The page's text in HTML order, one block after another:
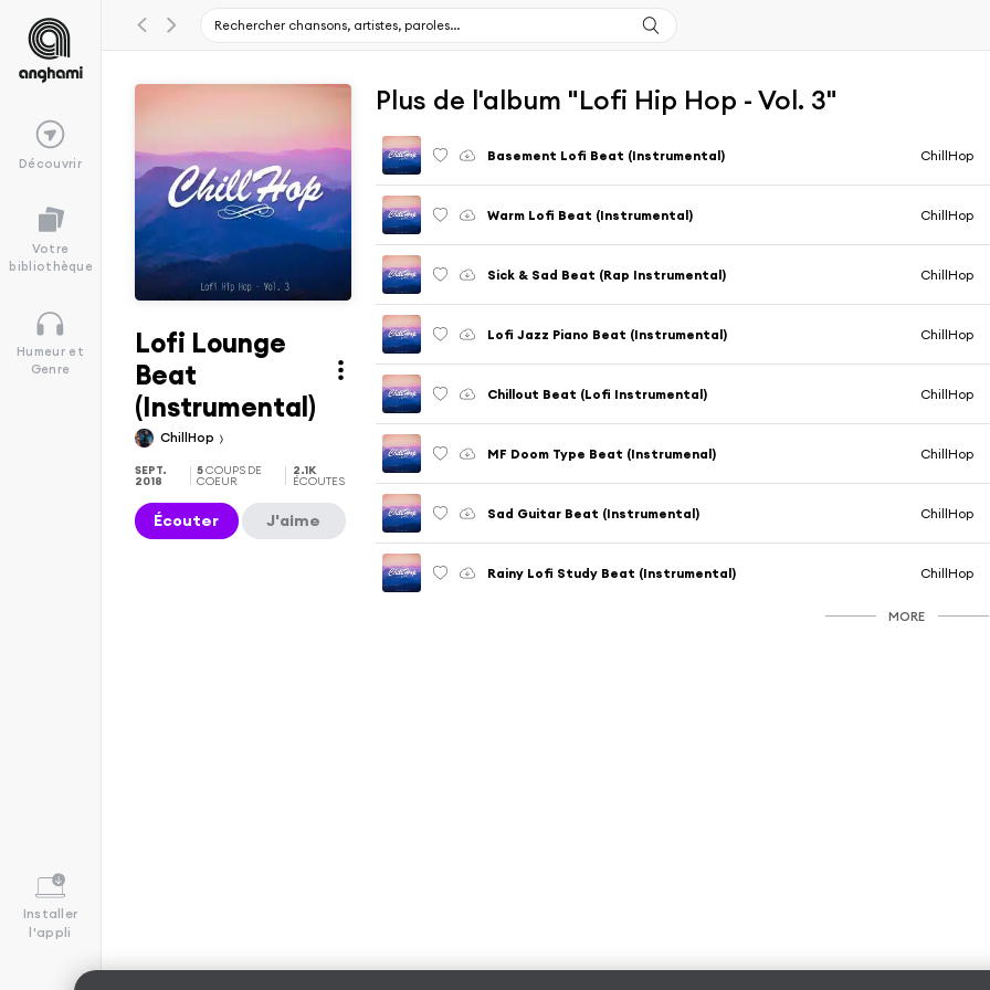
Découvrir
Votre
bibliothèque
Humeur et
Genre
Installer
l'appli
Lofi Lounge
Beat
(Instrumental)
ChillHop
SEPT.
2018
5COUPS DE
COEUR
2.1K
ÉCOUTES
Écouter J'aime
Plus de l'album "Lofi Hip Hop - Vol. 3"
Basement Lofi Beat (Instrumental) ChillHop
Warm Lofi Beat (Instrumental) ChillHop
Sick & Sad Beat (Rap Instrumental) ChillHop
Lofi Jazz Piano Beat (Instrumental) ChillHop
Chillout Beat (Lofi Instrumental) ChillHop
MF Doom Type Beat (Instrumenal) ChillHop
Sad Guitar Beat (Instrumental) ChillHop
Rainy Lofi Study Beat (Instrumental) ChillHop
MORE